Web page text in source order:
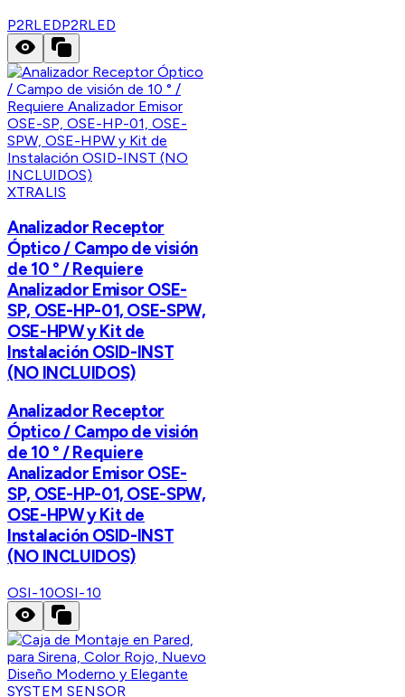
P2RLEDP2RLED
XTRALIS
Analizador Receptor
Óptico / Campo de visión
de 10 ° / Requiere
Analizador Emisor OSE-
SP, OSE-HP-01, OSE-SPW,
OSE-HPW y Kit de
Instalación OSID-INST
(NO INCLUIDOS)
Analizador Receptor
Óptico / Campo de visión
de 10 ° / Requiere
Analizador Emisor OSE-
SP, OSE-HP-01, OSE-SPW,
OSE-HPW y Kit de
Instalación OSID-INST
(NO INCLUIDOS)
OSI-10OSI-10
SYSTEM SENSOR